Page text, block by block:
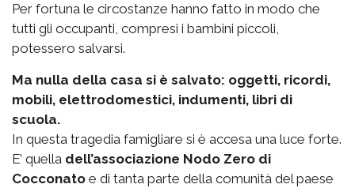
Per fortuna le circostanze hanno fatto in modo che
tutti gli occupanti, compresi i bambini piccoli,
potessero salvarsi.
Ma nulla della casa si è salvato: oggetti, ricordi,
mobili, elettrodomestici, indumenti, libri di
scuola.
In questa tragedia famigliare si è accesa una luce forte.
E’ quella dell’associazione Nodo Zero di
Cocconato e di tanta parte della comunità del paese